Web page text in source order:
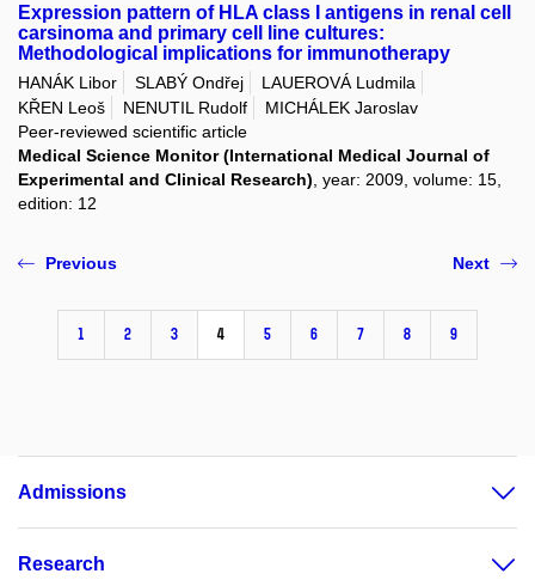
Expression pattern of HLA class I antigens in renal cell
carsinoma and primary cell line cultures:
Methodological implications for immunotherapy
HANÁK Libor SLABÝ Ondřej
LAUEROVÁ Ludmila
KŘEN Leoš
NENUTIL Rudolf
MICHÁLEK Jaroslav
Peer-reviewed scientific article
Medical Science Monitor (International Medical Journal of
Experimental and Clinical Research), year: 2009, volume: 15,
edition: 12
Previous
1 2 3 4 5 6 7 8 9
Next
Admissions
Research